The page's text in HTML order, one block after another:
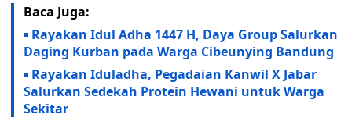
Baca Juga:
Rayakan Idul Adha 1447 H, Daya Group Salurkan
Daging Kurban pada Warga Cibeunying Bandung
Rayakan Iduladha, Pegadaian Kanwil X Jabar
Salurkan Sedekah Protein Hewani untuk Warga
Sekitar